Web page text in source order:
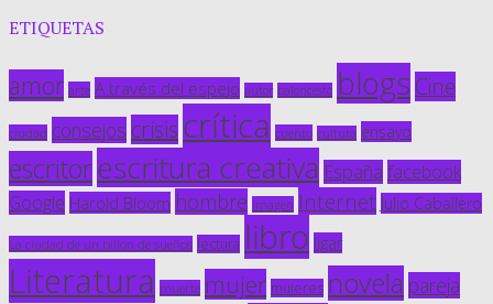
ETIQUETAS
amor arte A través del espejo autor baloncesto blogs Cine
ciudad consejos crisis crítica cuento cultura ensayo
escritorescritura creativa España facebook
Google Harold Bloom hombre imagen Internet Julio Caballero
La ciudad de un billón de sueños lectura libro ligar
Literatura muerte mujer mujeres novela pareja